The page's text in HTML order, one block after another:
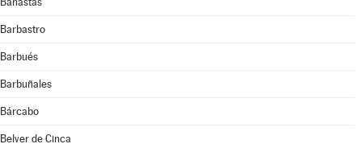
Barbastro
Barbués
Barbuñales
Bárcabo
Belver de Cinca